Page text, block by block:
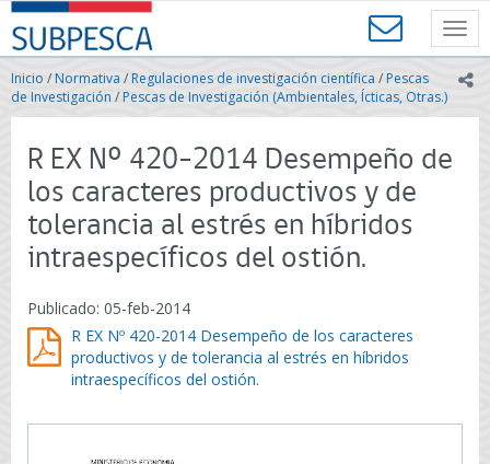
Contenido
principal
SUBPESCA
-
Subsecretaría
de
Pesca
Acuicultura
Gobierno
de
Chile
Inicio /Normativa / Regulaciones de investigación científica /Pescas
de Investigación / Pescas de Investigación (Ambientales, Ícticas, Otras.)
R EX Nº 420-2014 Desempeño de
los caracteres productivos y de
tolerancia al estrés en híbridos
intraespecíficos del ostión.
Publicado: 05-feb-2014
R EX Nº 420-2014 Desempeño de los caracteres
productivos y de tolerancia al estrés en híbridos
intraespecíficos del ostión.